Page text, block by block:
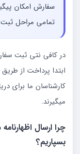
سفارش امکان
تمامی مراحل ثبت
در کافی نتی ثبت
ابتدا پرداخت از
کارشناسان ما برای
میگیرند.
بسپاریم؟